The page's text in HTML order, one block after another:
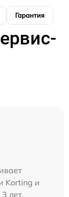
Гарантия
Korting и
лет.